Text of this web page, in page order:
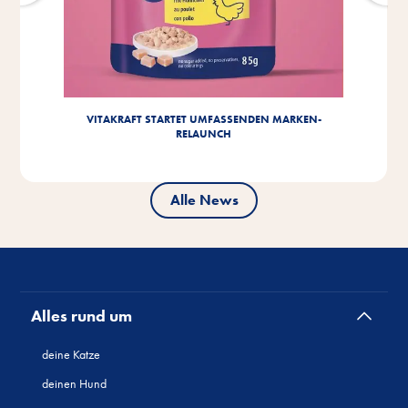
VITAKRAFT STARTET UMFASSENDEN MARKEN-
RELAUNCH
Alle News
Alles rund um
deine Katze
deinen Hund